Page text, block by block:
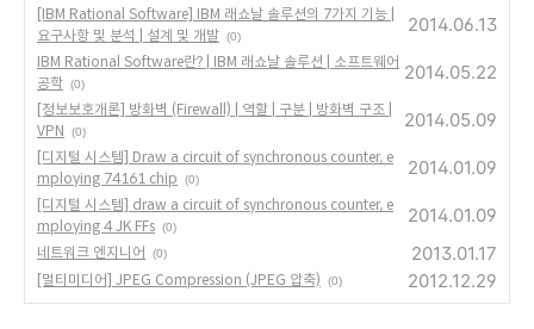
[IBM Rational Software] IBM 래쇼날 솔루션의 7가지 기능 |
요구사항 및 분석 | 설계 및 개발 (0)
2014.06.13
IBM Rational Software란? | IBM 래쇼날 솔루션 | 소프트웨어
공학 (0)
2014.05.22
[정보보호개론] 방화벽 (Firewall) | 역할 | 구분 | 방화벽 구조 |
VPN
(0)
2014.05.09
[디지털 시스템] Draw a circuit of synchronous counter, e
mploying 74161 chip
(0)
2014.01.09
[디지털 시스템] draw a circuit of synchronous counter, e
mploying 4 JK FFs (0)
2014.01.09
네트워크 엔지니어 (0) 2013.01.17
[멀티미디어] JPEG Compression (JPEG 압축) (0) 2012.12.29